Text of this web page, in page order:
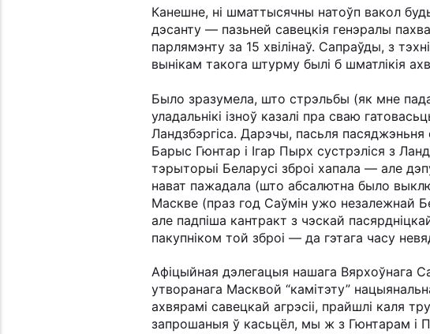
Канешне, ні шматтысячны натоўп вакол
дэсанту — пазьней савецкія генэралы
парлямэнту за 15 хвілінаў. Сапраўды, з
вынікам такога штурму былі б шматлікія
Было зразумела, што стрэльбы (як мне
уладальнікі ізноў казалі пра сваю
Ландзбэргіса. Дарэчы, пасьля пасяджэньня
Барыс Гюнтар і Ігар Пырх сустрэліся з
тэрыторыі Беларусі зброі хапала — але
нават пажадала (што абсалютна было
Маскве (праз год Саўмін ужо незалежнай
але падпіша кантракт з чэскай
пакупніком той зброі — да гэтага часу
Афіцыйная дэлегацыя нашага Вярхоўнага
утворанага Масквой “камітэту”
ахвярамі савецкай агрэсіі, прайшлі каля
запрошаныя ў касьцёл, мы ж з Гюнтарам і